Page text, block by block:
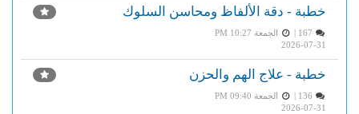
خطبة - دقة الألفاظ ومحاسن السلوك
الجمعة PM 10:27
2026-07-31
خطبة - علاج الهم والحزن
الجمعة PM 09:40
2026-07-31